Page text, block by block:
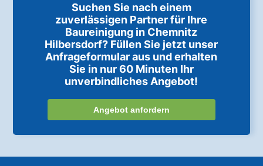
Suchen Sie nach einem
zuverlässigen Partner für Ihre
Baureinigung in Chemnitz
Hilbersdorf? Füllen Sie jetzt unser
Anfrageformular aus und erhalten
Sie in nur 60 Minuten Ihr
unverbindliches Angebot!
Angebot anfordern